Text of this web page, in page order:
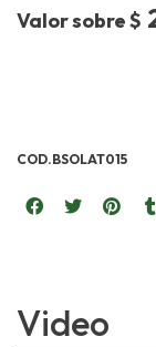
Valor sobre $
COD.BSOLAT015
Video